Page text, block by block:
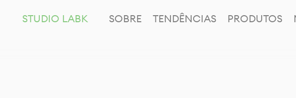
STUDIO LABK SOBRE TENDÊNCIAS PRODUTOS